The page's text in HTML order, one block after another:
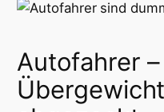
Autofahrer –